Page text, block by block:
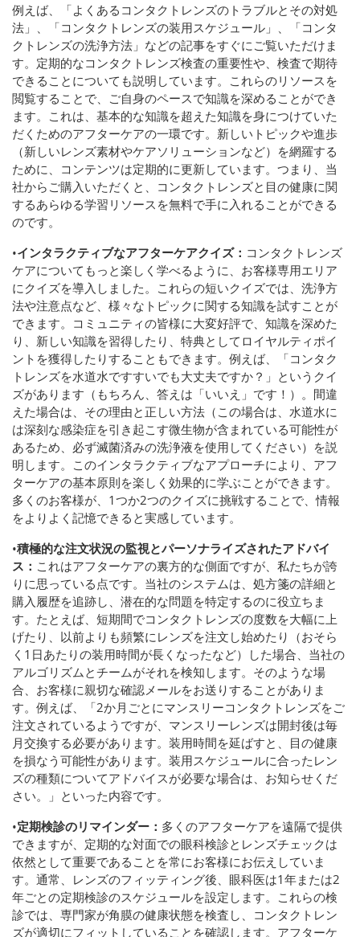
例えば、「よくあるコンタクトレンズのトラブルとその対処
法」、「コンタクトレンズの装用スケジュール」、「コンタ
クトレンズの洗浄方法」などの記事をすぐにご覧いただけま
す。定期的なコンタクトレンズ検査の重要性や、検査で期待
できることについても説明しています。これらのリソースを
閲覧することで、ご自身のペースで知識を深めることができ
ます。これは、基本的な知識を超えた知識を身につけていた
だくためのアフターケアの一環です。新しいトピックや進歩
（新しいレンズ素材やケアソリューションなど）を網羅する
ために、コンテンツは定期的に更新しています。つまり、当
社からご購入いただくと、コンタクトレンズと目の健康に関
するあらゆる学習リソースを無料で手に入れることができる
のです。
•インタラクティブなアフターケアクイズ： コンタクトレンズ
ケアについてもっと楽しく学べるように、お客様専用エリア
にクイズを導入しました。これらの短いクイズでは、洗浄方
法や注意点など、様々なトピックに関する知識を試すことが
できます。コミュニティの皆様に大変好評で、知識を深めた
り、新しい知識を習得したり、特典としてロイヤルティポイ
ントを獲得したりすることもできます。例えば、「コンタク
トレンズを水道水ですすいでも大丈夫ですか？」というクイ
ズがあります（もちろん、答えは「いいえ」です！）。間違
えた場合は、その理由と正しい方法（この場合は、水道水に
は深刻な感染症を引き起こす微生物が含まれている可能性が
あるため、必ず滅菌済みの洗浄液を使用してください）を説
明します。このインタラクティブなアプローチにより、アフ
ターケアの基本原則を楽しく効果的に学ぶことができます。
多くのお客様が、1つか2つのクイズに挑戦することで、情報
をよりよく記憶できると実感しています。
•積極的な注文状況の監視とパーソナライズされたアドバイ
ス： これはアフターケアの裏方的な側面ですが、私たちが誇
りに思っている点です。当社のシステムは、処方箋の詳細と
購入履歴を追跡し、潜在的な問題を特定するのに役立ちま
す。たとえば、短期間でコンタクトレンズの度数を大幅に上
げたり、以前よりも頻繁にレンズを注文し始めたり（おそら
く1日あたりの装用時間が長くなったなど）した場合、当社の
アルゴリズムとチームがそれを検知します。そのような場
合、お客様に親切な確認メールをお送りすることがありま
す。例えば、「2か月ごとにマンスリーコンタクトレンズをご
注文されているようですが、マンスリーレンズは開封後は毎
月交換する必要があります。装用時間を延ばすと、目の健康
を損なう可能性があります。装用スケジュールに合ったレン
ズの種類についてアドバイスが必要な場合は、お知らせくだ
さい。」といった内容です。
•定期検診のリマインダー： 多くのアフターケアを遠隔で提供
できますが、定期的な対面での眼科検診とレンズチェックは
依然として重要であることを常にお客様にお伝えしていま
す。通常、レンズのフィッティング後、眼科医は1年または2
年ごとの定期検診のスケジュールを設定します。これらの検
診では、専門家が角膜の健康状態を検査し、コンタクトレン
ズが適切にフィットしていることを確認します。アフターケ